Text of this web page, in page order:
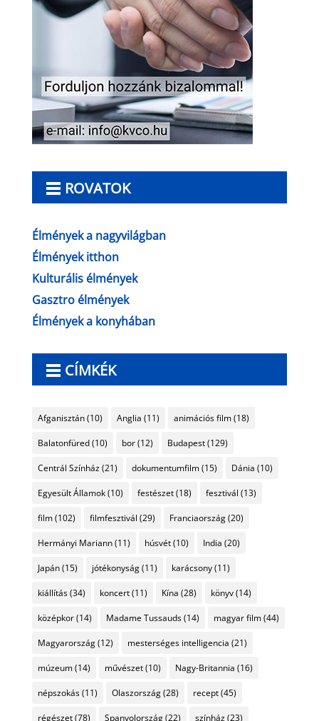
ROVATOK
Élmények a nagyvilágban
Élmények itthon
Kulturális élmények
Gasztro élmények
Élmények a konyhában
CÍMKÉK
Afganisztán(10) Anglia (11) animációs film(18)
Balatonfüred(10) bor(12) Budapest(129)
Centrál Színház(21) dokumentumfilm(15) Dánia (10)
Egyesült Államok(10) festészet(18) fesztivál (13)
film(102) filmfesztivál (29) Franciaország(20)
Hermányi Mariann(11) húsvét(10) India (20)
Japán(15) jótékonyság(11) karácsony(11)
kiállítás(34) koncert(11) Kína (28) könyv(14)
középkor(14) Madame Tussauds(14) magyar film(44)
Magyarország(12) mesterséges intelligencia (21)
múzeum(14) művészet(10) Nagy-Britannia (16)
népszokás(11) Olaszország(28) recept(45)
régészet(78) Spanyolország(22) színház(23)